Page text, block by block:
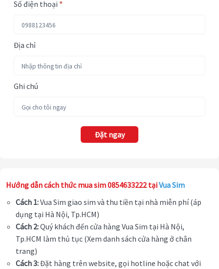
Số điện thoại *
Địa chỉ
Ghi chú
Đặt ngay
Hướng dẫn cách thức mua sim 0854633222 tạiVua Sim
Cách 1:Vua Sim giao sim và thu tiền tại nhà miễn phí (áp
dụng tại Hà Nội, Tp.HCM)
Cách 2:Quý khách đến cửa hàng Vua Sim tại Hà Nội,
Tp.HCM làm thủ tục (Xem danh sách cửa hàng ở chân
trang)
Cách 3:Đặt hàng trên website, gọi hotline hoặc chat với